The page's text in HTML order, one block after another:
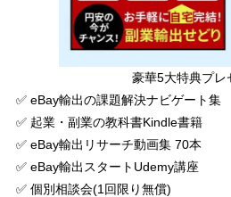
豪華5大特典プレ
✅ eBay輸出の課題解決ナビゲート集
✅ 起業・副業の教科書Kindle書籍
✅ eBay輸出リサーチ動画集 70本
✅ eBay輸出スタートUdemy講座
✅ 個別相談会(1回限り無償)